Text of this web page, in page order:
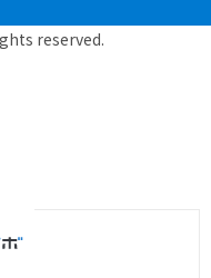
reserved.